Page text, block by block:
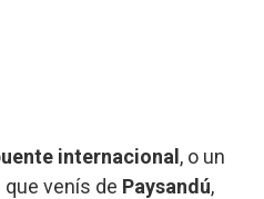
internacional , o un
venís de Paysandú,